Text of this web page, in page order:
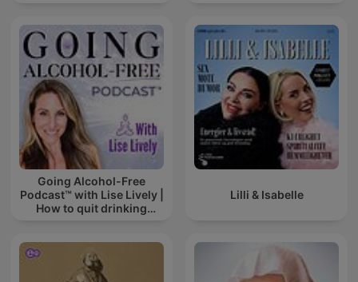
Going Alcohol-Free
Podcast™ with Lise Lively |
How to quit drinking
Lilli & Isabelle